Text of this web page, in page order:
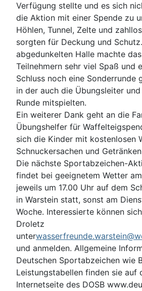
Verfügung stellte und es sich
die Aktion mit einer Spende zu
Höhlen, Tunnel, Zelte und
sorgten für Deckung und
abgedunkelten Halle machte
Teilnehmern sehr viel Spaß und
Schluss noch eine Sonderrunde
in der auch die Übungsleiter
Runde mitspielten.
Ein weiterer Dank geht an die
Übungshelfer für
sich die Kinder mit kostenlosen
Schnuckersachen und
Die nächste Sportabzeichen-
findet bei geeignetem Wetter
jeweils um 17.00 Uhr auf dem
in Warstein statt, sonst am
Woche. Interessierte können
Droletz
unter
und anmelden. Allgemeine
Deutschen Sportabzeichen wie
Leistungstabellen finden sie auf
Internetseite des DOSB